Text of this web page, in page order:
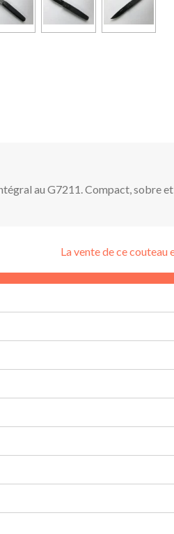
au G7211. Compact, sobre
La vente de ce couteau